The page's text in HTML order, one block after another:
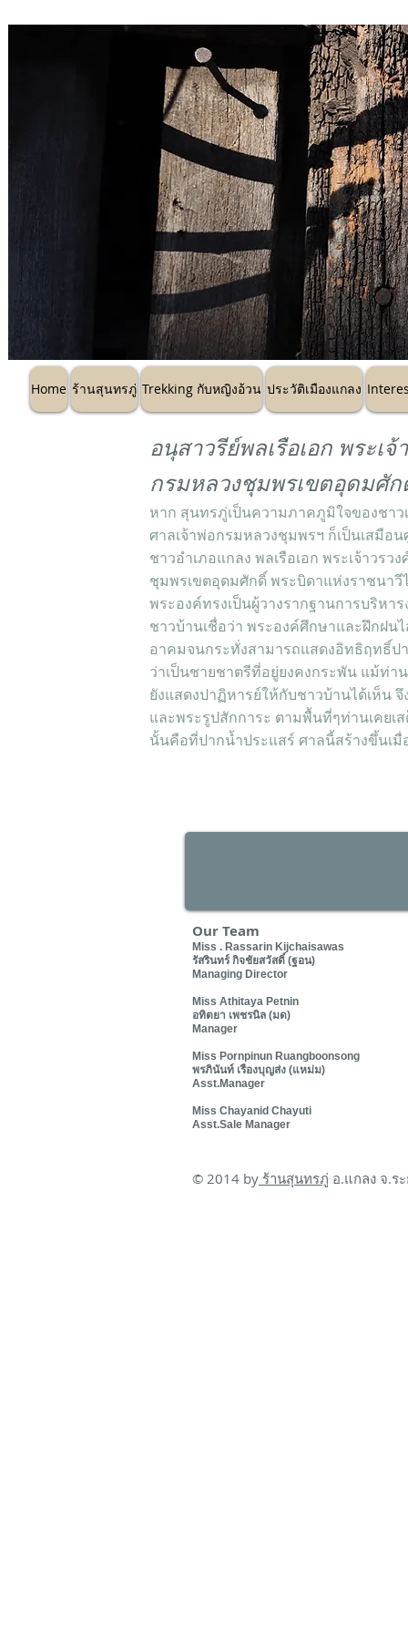
ร้านสุนทรภู่ Trekking กับห
Home ร้านสุนทรภู่ Trekking กับหญิงอ้วน ประวัติเมืองแกลง
อนุสาวรีย์พลเรือเอก พระเจ้
กรมหลวงชุมพรเขตอุดมศั
หาก สุนทรภู่เป็นความภาคภูมิใจของชาว
ศาลเจ้าพ่อกรมหลวงชุมพรฯ ก็เป็นเสมือ
ชาวอำเภอแกลง พลเรือเอก พระเจ้าวรว
ชุมพรเขตอุดมศักดิ์ พระบิดาแห่งราชนาวีไ
พระองค์ทรงเป็นผู้วางรากฐานการบริหา
ชาวบ้านเชื่อว่า พระองค์ศึกษาและฝึกฝน
อาคมจนกระทั่งสามารถแสดงอิทธิฤทธิ์ป
ว่าเป็นชายชาตรีที่อยู่ยงคงกระพัน แม้ท่า
ยังแสดงปาฏิหารย์ให้กับชาวบ้านได้เห็น
และพระรูปสักการะ ตามพื้นที่ๆท่านเคยเ
นั้นคือที่ปากน้ำประแสร์ ศาลนี้สร้างขึ้นเมื่
Our Team
Miss . Rassarin Kijchaisawas
รัสรินทร์ กิจชัยสวัสดิ์ (ฐอน)
Managing Director
Miss Athitaya Petnin
อทิตยา เพชรนิล (มด)
Manager
Miss Pornpinun Ruangboonsong
พรภินันท์ เรืองบุญส่ง (แหม่ม)
Asst.Manager
Miss Chayanid Chayuti
Asst.Sale Manager
© 2014 by ร้านสุนทรภู่ อ.แกลง จ.ร